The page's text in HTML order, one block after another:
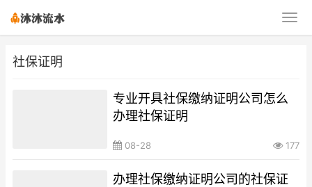
社保证明
专业开具社保缴纳证明公司怎么
办理社保证明
08-28 177
办理社保缴纳证明公司的社保证